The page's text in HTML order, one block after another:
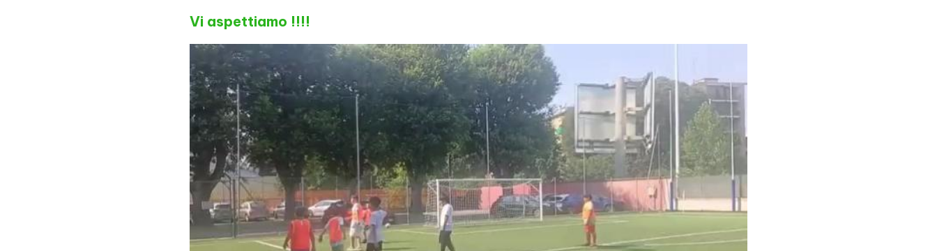
Vi aspettiamo !!!!